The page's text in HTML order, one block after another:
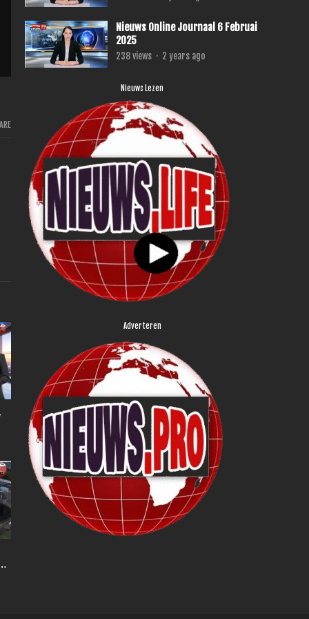
Nieuws Online Journaal 6 Februai
2025
238views · 2 years ago
Nieuws Lezen
Adverteren